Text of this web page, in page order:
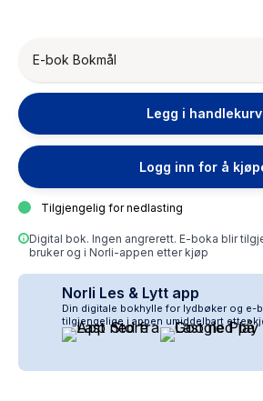
E-bok Bokmål
Legg i handlekurv
Logg inn for å
Tilgjengelig for nedlasting
Digital bok. Ingen angrerett. E-boka blir
bruker og i Norli-appen etter kjøp
Norli Les & Lytt app
Din digitale bokhylle for lydbøker og e-
tilgjengelige i appen umiddelbart etter